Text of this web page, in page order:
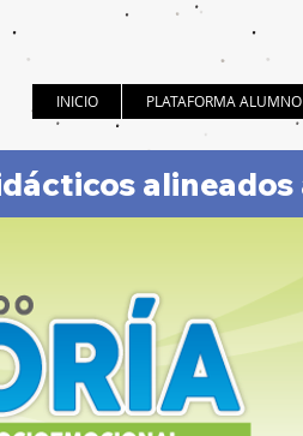
INICIO PLATAFORMA ALUMNO
alineados